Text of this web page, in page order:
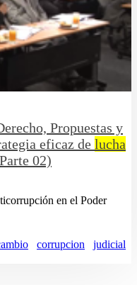
Propuestas y
eficaz de lucha
02)
en el Poder
corrupcion judicial